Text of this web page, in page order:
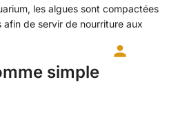
les algues sont compactées
afin de servir de nourriture aux
simple